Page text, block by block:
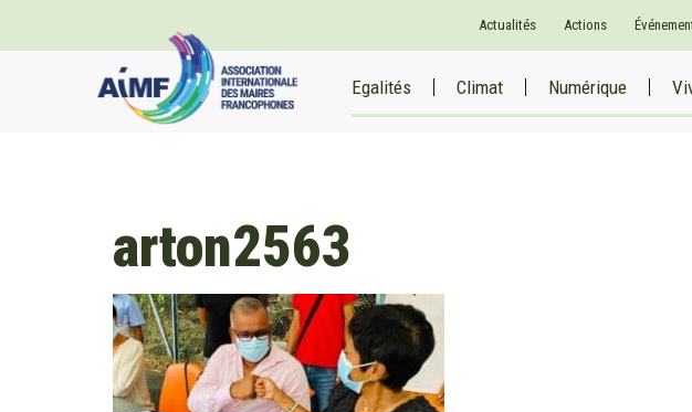
Actualités Actions
Egalités Climat Numérique
arton2563